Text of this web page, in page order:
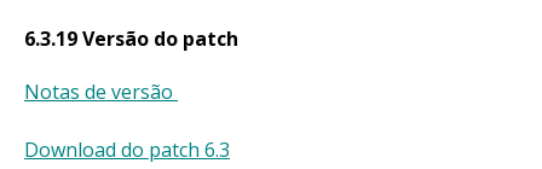
6.3.19 Versão do patch
Notas de versão
Download do patch 6.3